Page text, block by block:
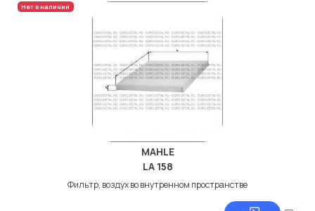
Нет в наличии
MAHLE
LA 158
Фильтр, воздух во внутренном пространстве